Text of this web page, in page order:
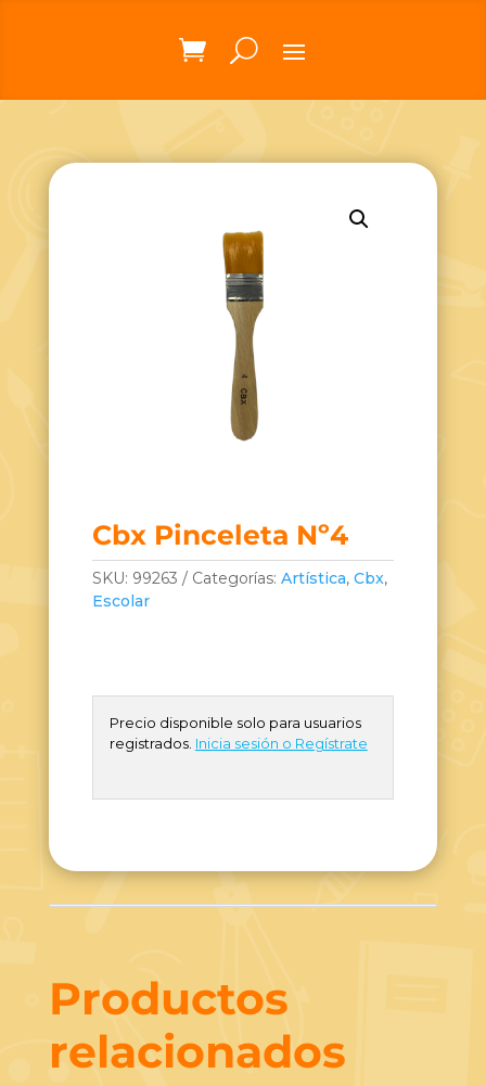
Cbx Pinceleta Nº4
SKU: 99263 Categorías: Artística, Cbx,
Escolar
Precio disponible solo para usuarios
registrados. Inicia sesión o Regístrate
Productos
relacionados